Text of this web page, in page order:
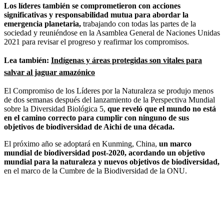
Los líderes también se comprometieron con acciones
significativas y responsabilidad mutua para abordar la
emergencia planetaria, trabajando con todas las partes de la
sociedad y reuniéndose en la Asamblea General de Naciones Unidas
2021 para revisar el progreso y reafirmar los compromisos.
Lea también: Indígenas y áreas protegidas son vitales para
salvar al jaguar amazónico
El Compromiso de los Líderes por la Naturaleza se produjo menos
de dos semanas después del lanzamiento de la Perspectiva Mundial
sobre la Diversidad Biológica 5, que reveló que el mundo no está
en el camino correcto para cumplir con ninguno de sus
objetivos de biodiversidad de Aichi de una década.
El próximo año se adoptará en Kunming, China, un marco
mundial de biodiversidad post-2020, acordando un objetivo
mundial para la naturaleza y nuevos objetivos de biodiversidad,
en el marco de la Cumbre de la Biodiversidad de la ONU.